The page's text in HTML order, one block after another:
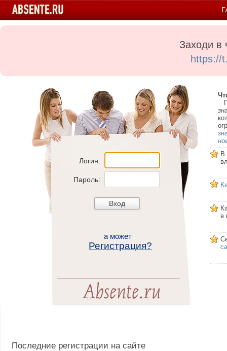
Заходи в
https://
Логин:
Пароль:
а может
Регистрация?
В
в
Последние регистрации на сайте